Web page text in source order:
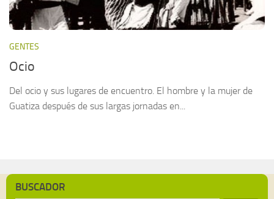
GENTES
Ocio
Del ocio y sus lugares de encuentro. El hombre y la mujer de
Guatiza después de sus largas jornadas en...
BUSCADOR